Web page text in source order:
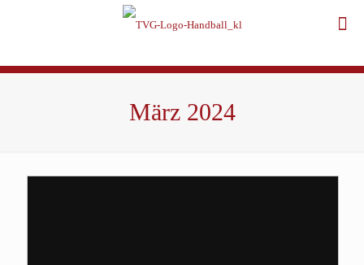
März 2024